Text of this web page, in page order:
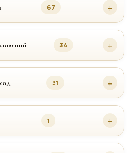
67
34
31
1